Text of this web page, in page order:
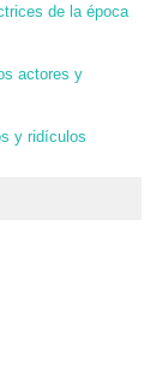
de la época
actores y
y ridículos